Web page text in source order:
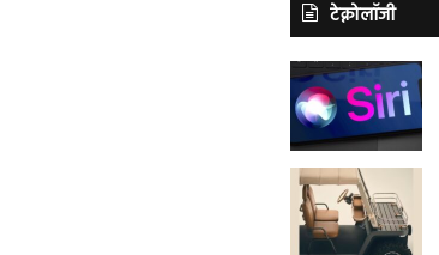
टेक्नोलॉजी